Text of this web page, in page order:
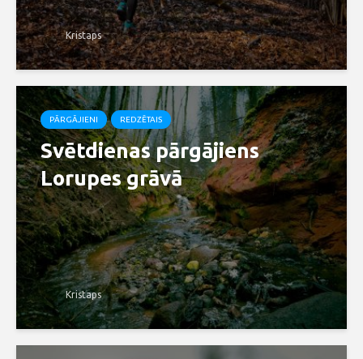
Kristaps
PĀRGĀJIENI REDZĒTAIS
Svētdienas pārgājiens
Lorupes grāvā
Kristaps